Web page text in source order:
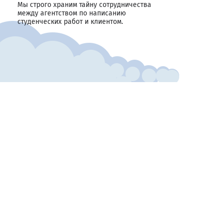
Мы строго храним тайну сотрудничества
между агентством по написанию
студенческих работ и клиентом.